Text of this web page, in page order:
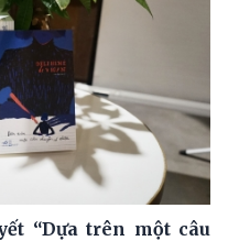
“Dựa trên một câu